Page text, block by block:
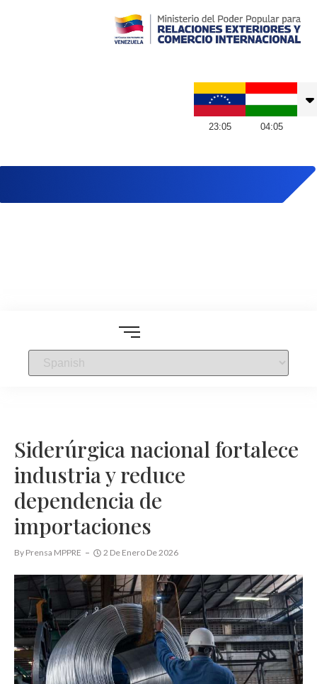
23:05 04:05
Siderúrgica nacional fortalece
industria y reduce
dependencia de
importaciones
By Prensa MPPRE 2 De Enero De 2026